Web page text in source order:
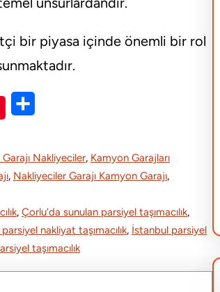
bir piyasa içinde önemli bir rol
a
r
Nakliyeciler, Kamyon Garajları
, Nakliyeciler Garajı Kamyon Garajı
, Çorlu’da sunulan parsiyel taşımacılık
nakliyat taşımacılık, İstanbul parsiyel
taşımacılık